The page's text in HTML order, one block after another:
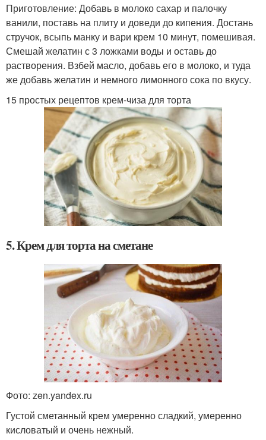
Приготовление: Добавь в молоко сахар и палочку
ванили, поставь на плиту и доведи до кипения. Достань
стручок, всыпь манку и вари крем 10 минут, помешивая.
Смешай желатин с 3 ложками воды и оставь до
растворения. Взбей масло, добавь его в молоко, и туда
же добавь желатин и немного лимонного сока по вкусу.
15 простых рецептов крем-чиза для торта
5. Крем для торта на сметане
Фото: zen.yandex.ru
Густой сметанный крем умеренно сладкий, умеренно
кисловатый и очень нежный.